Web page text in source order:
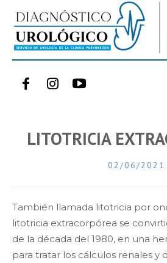
LITOTRICIA
02/06/2021
También llamada litotricia por
litotricia extracorpórea se
de la década del 1980, en una
para tratar los cálculos renales y